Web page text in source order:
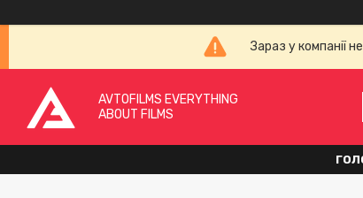
Зараз у компанії
AVTOFILMS EVERYTHING
ABOUT FILMS